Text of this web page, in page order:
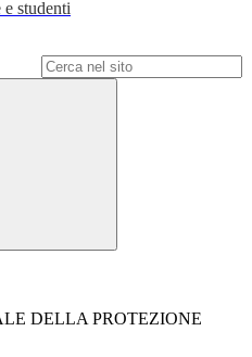
studenti
DELLA PROTEZIONE